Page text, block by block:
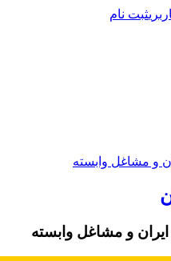
ثبت نام
و مشاغل وابسته